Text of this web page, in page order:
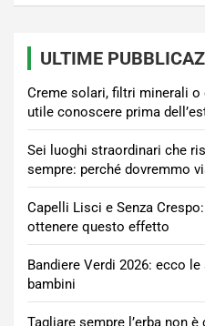
ULTIME
Creme solari, filtri minerali
utile conoscere prima
Sei luoghi straordinari che
sempre: perché dovremmo
Capelli Lisci e Senza
ottenere questo effetto
Bandiere Verdi 2026: ecco
bambini
Tagliare sempre l’erba non